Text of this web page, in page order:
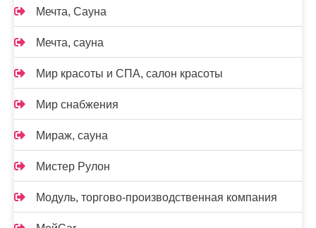
Мечта, Сауна
Мечта, сауна
Мир красоты и СПА, салон красоты
Мир снабжения
Мираж, сауна
Мистер Рулон
Модуль, торгово-производственная компания